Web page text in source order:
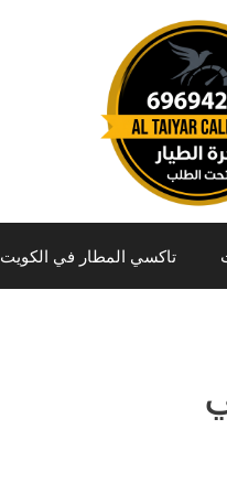
تاكسي المطار في الكويت